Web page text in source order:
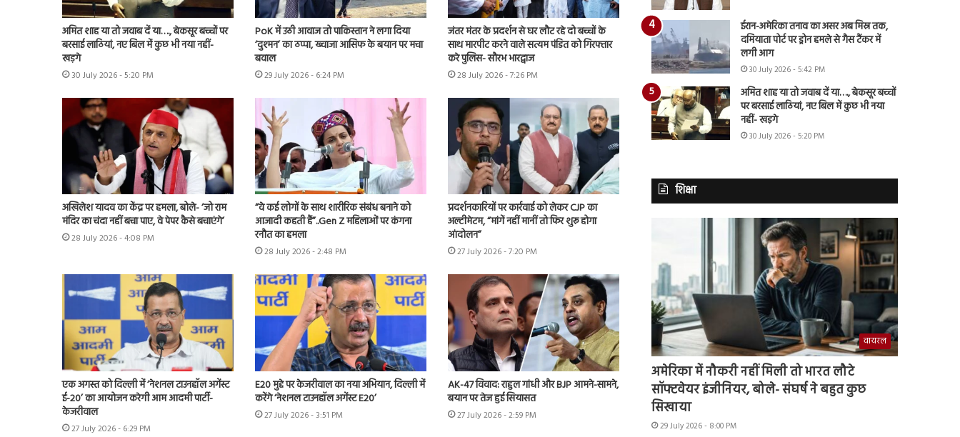
अमित शाह या तो जवाब दें या…., बेकसूर बच्चों पर
बरसाई लाठियां, नए बिल में कुछ भी नया नहीं-
खड़गे
30 July 2026 - 5:20 PM
PoK में उठी आवाज तो पाकिस्तान ने लगा दिया
‘दुश्मन’ का ठप्पा, ख्वाजा आसिफ के बयान पर मचा
बवाल
29 July 2026 - 6:24 PM
जंतर मंतर के प्रदर्शन से घर लौट रहे दो बच्चों के
साथ मारपीट करने वाले सत्यम पंडित को गिरफ्तार
करे पुलिस- सौरभ भारद्वाज
28 July 2026 - 7:26 PM
अखिलेश यादव का केंद्र पर हमला, बोले- ‘जो राम
मंदिर का चंदा नहीं बचा पाए, वे पेपर कैसे बचाएंगे’
28 July 2026 - 4:08 PM
“वे कई लोगों के साथ शारीरिक संबंध बनाने को
आजादी कहती हैं”..Gen Z महिलाओं पर कंगना
रनौत का हमला
28 July 2026 - 2:48 PM
प्रदर्शनकारियों पर कार्रवाई को लेकर CJP का
अल्टीमेटम, “मांगें नहीं मानीं तो फिर शुरू होगा
आंदोलन”
27 July 2026 - 7:20 PM
एक अगस्त को दिल्ली में ‘नेशनल टाउनहॉल अगेंस्ट
ई-20’ का आयोजन करेगी आम आदमी पार्टी-
केजरीवाल
27 July 2026 - 6:29 PM
E20 मुद्दे पर केजरीवाल का नया अभियान, दिल्ली में
करेंगे ‘नेशनल टाउनहॉल अगेंस्ट E20’
27 July 2026 - 3:51 PM
AK-47 विवाद: राहुल गांधी और BJP आमने-सामने,
बयान पर तेज हुई सियासत
27 July 2026 - 2:59 PM
ईरान-अमेरिका तनाव का असर अब मिस्र तक,
दमियाता पोर्ट पर ड्रोन हमले से गैस टैंकर में
लगी आग
30 July 2026 - 5:42 PM
अमित शाह या तो जवाब दें या…., बेकसूर बच्चों
पर बरसाई लाठियां, नए बिल में कुछ भी नया
नहीं- खड़गे
30 July 2026 - 5:20 PM
शिक्षा
वायरल
अमेरिका में नौकरी नहीं मिली तो भारत लौटे
सॉफ्टवेयर इंजीनियर, बोले- संघर्ष ने बहुत कुछ
सिखाया
29 July 2026 - 8:00 PM